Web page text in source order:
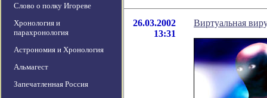
Слово о полку Игореве
Хронология и
парахронология
Астрономия и Хронология
Альмагест
Запечатленная Россия
26.03.2002
13:31
Виртуальная